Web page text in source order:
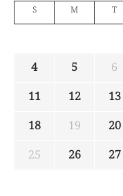
S M T
4
5 6
11
12 13
18
19 20
25
26 27